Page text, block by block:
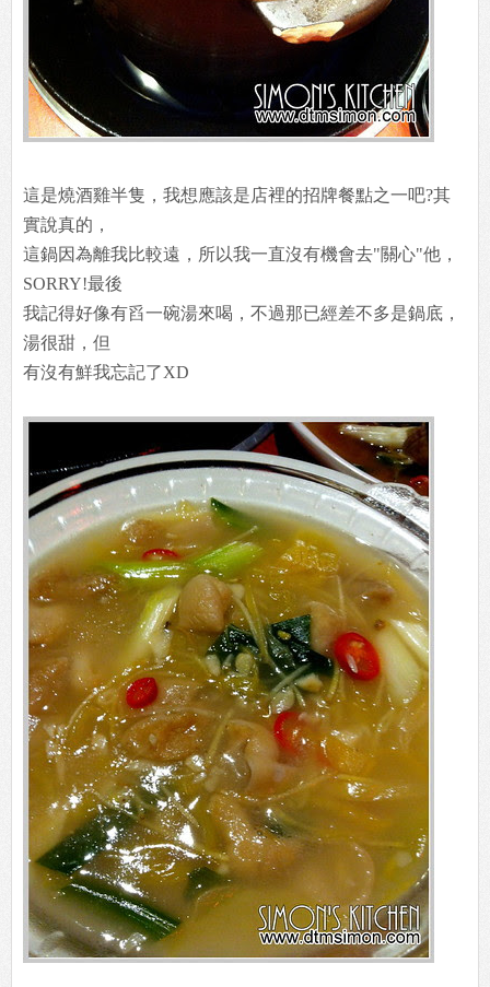
這是燒酒雞半隻，我想應該是店裡的招牌餐點之一吧?其
實說真的，
這鍋因為離我比較遠，所以我一直沒有機會去"關心"他，
SORRY!最後
我記得好像有舀一碗湯來喝，不過那已經差不多是鍋底，
湯很甜，但
有沒有鮮我忘記了XD